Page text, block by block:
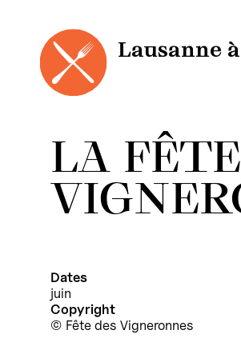
contenu
Lausanne
LA
Dates
juin
Copyright
Fête des Vigneronnes